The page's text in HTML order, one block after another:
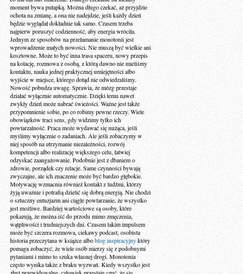
moment bywa pułapką. Można długo czekać, aż przyjdzie
ochota na zmianę, a ona nie nadejdzie, jeśli każdy dzień
będzie wyglądał dokładnie tak samo. Czasem trzeba
najpierw poruszyć codzienność, aby energia wróciła.
Jednym ze sposobów na przełamanie monotonii jest
wprowadzenie małych nowości. Nie muszą być wielkie ani
kosztowne. Może to być inna trasa spaceru, nowy przepis
na kolację, rozmowa z osobą, z którą dawno nie mieliśmy
kontaktu, nauka jednej praktycznej umiejętności albo
wyjście w miejsce, którego dotąd nie odwiedzaliśmy.
Nowość pobudza uwagę. Sprawia, że mózg przestaje
działać wyłącznie automatycznie. Dzięki temu nawet
zwykły dzień może nabrać świeżości. Ważne jest także
przypomnienie sobie, po co robimy pewne rzeczy. Wiele
obowiązków traci sens, gdy widzimy tylko ich
powtarzalność. Praca może wydawać się nużąca, jeśli
myślimy wyłącznie o zadaniach. Ale jeśli zobaczymy w
niej sposób na utrzymanie niezależności, rozwój
kompetencji albo realizację większego celu, łatwiej
odzyskać zaangażowanie. Podobnie jest z dbaniem o
zdrowie, porządek czy relacje. Same czynności bywają
zwyczajne, ale ich znaczenie może być bardzo głębokie.
Motywację wzmacnia również kontakt z ludźmi, którzy
żyją uważnie i potrafią dzielić się dobrą energią. Nie chodzi
o sztuczny entuzjazm ani ciągłe powtarzanie, że wszystko
jest możliwe. Bardziej wartościowe są osoby, które
pokazują, że można iść do przodu mimo zmęczenia,
wątpliwości i trudniejszych dni. Czasem takim impulsem
może być szczera rozmowa, ciekawy podcast, osobista
historia przeczytana w książce alboblog inspiracyjnyktóry
pomaga zobaczyć, że wiele osób mierzy się z podobnymi
pytaniami i mimo to szuka własnej drogi. Monotonia
często wynika także z braku wyzwań. Kiedy wszystko jest